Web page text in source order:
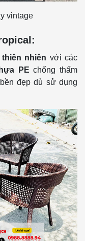
vintage
nhiên với các
PE chống thấm
đẹp dù sử dụng